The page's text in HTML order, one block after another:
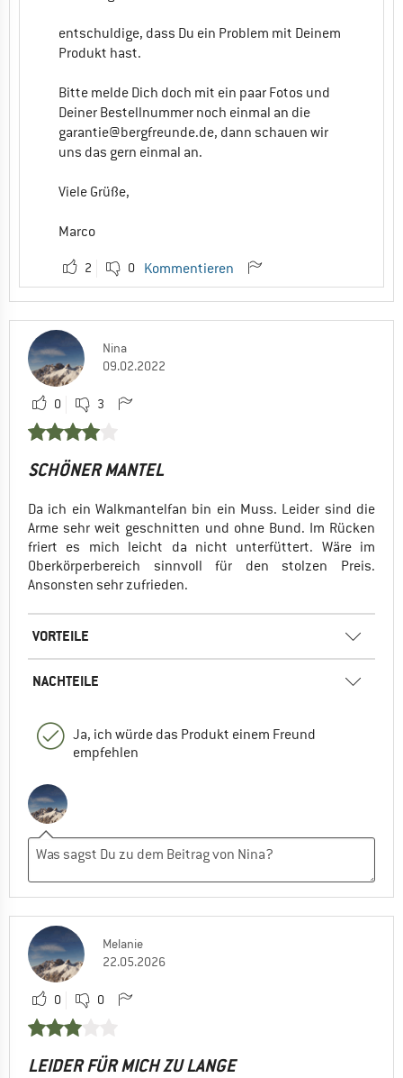
entschuldige, dass Du ein Problem mit Deinem
Produkt hast.
Bitte melde Dich doch mit ein paar Fotos und
Deiner Bestellnummer noch einmal an die
garantie@bergfreunde.de, dann schauen wir
uns das gern einmal an.
Viele Grüße,
Marco
2 0 Kommentieren
Nina
09.02.2022
0 3
SCHÖNER MANTEL
Da ich ein Walkmantelfan bin ein Muss. Leider sind die
Arme sehr weit geschnitten und ohne Bund. Im Rücken
friert es mich leicht da nicht unterfüttert. Wäre im
Oberkörperbereich sinnvoll für den stolzen Preis.
Ansonsten sehr zufrieden.
VORTEILE
NACHTEILE
Ja, ich würde das Produkt einem Freund
empfehlen
Melanie
22.05.2026
0 0
LEIDER FÜR MICH ZU LANGE